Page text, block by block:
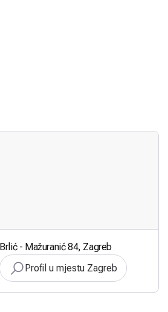
- Mažuranić 84, Zagreb
Profil u mjestu Zagreb